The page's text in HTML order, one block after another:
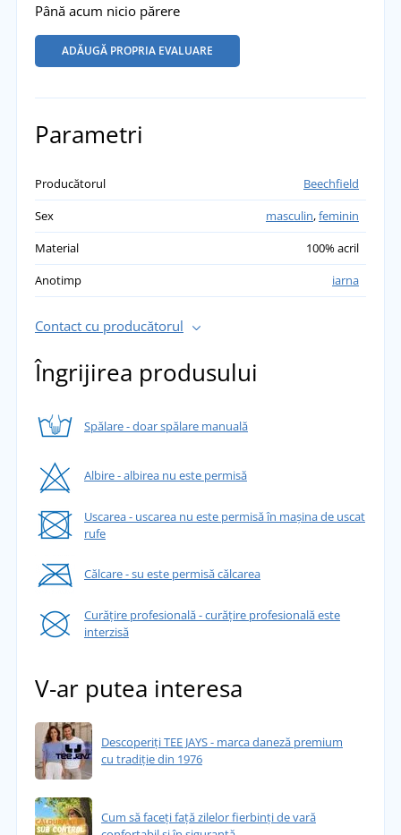
Până acum nicio părere
ADĂUGĂ PROPRIA EVALUARE
Parametri
Producătorul
Beechfield
Sex
masculin,feminin
Material
100% acril
Anotimp
iarna
Contact cu producătorul
Îngrijirea produsului
Spălare - doar spălare manuală
Albire - albirea nu este permisă
Uscarea - uscarea nu este permisă în mașina de uscat
rufe
Călcare - su este permisă călcarea
Curățire profesională - curățire profesională este
interzisă
V-ar putea interesa
Descoperiți TEE JAYS - marca daneză premium
cu tradiție din 1976
Cum să faceți față zilelor fierbinți de vară